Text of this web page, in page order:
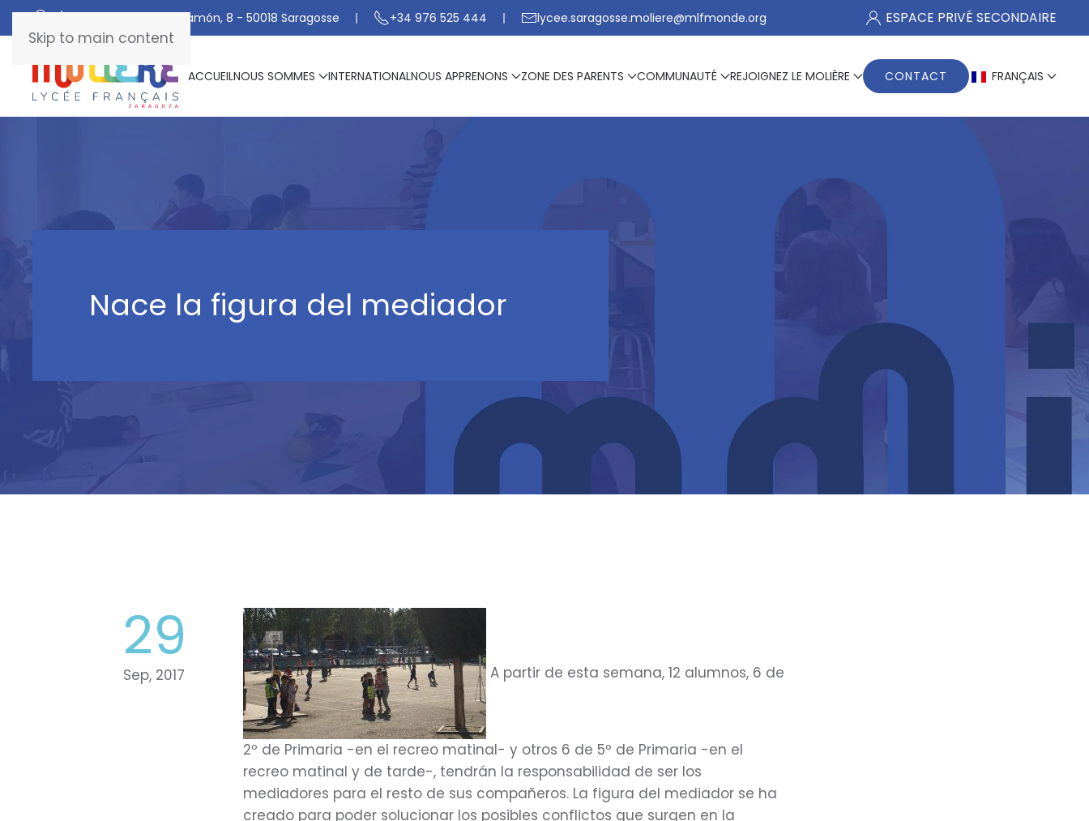
Skip to main content
C/ De Manuel Marraco Ramón, 8 - 50018 Saragosse +34 976 525 444 lycee.saragosse.moliere@mlfmonde.org ESPACE PRIVÉ SECONDAIRE
ACCUEILNOUS SOMMES INTERNATIONALNOUS APPRENONS ZONE DES PARENTS COMMUNAUTÉ REJOIGNEZ LE MOLIÈRE CONTACT FRANÇAIS
Nace la figura del mediador
29
Sep, 2017 A partir de esta semana, 12 alumnos, 6 de
2º de Primaria -en el recreo matinal- y otros 6 de 5º de Primaria -en el
recreo matinal y de tarde-, tendrán la responsabilidad de ser los
mediadores para el resto de sus compañeros. La figura del mediador se ha
creado para poder solucionar los posibles conflictos que surgen en la